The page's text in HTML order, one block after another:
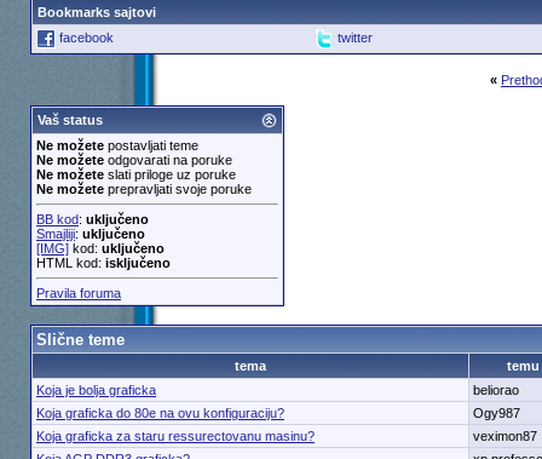
Bookmarks sajtovi
facebook
twitter
«
Vaš status
Ne možetepostavljati teme
Ne možeteodgovarati na poruke
Ne možeteslati priloge uz poruke
Ne možeteprepravljati svoje poruke
BB kod: uključeno
Smajliji: uključeno
[IMG]kod: uključeno
HTML kod: isključeno
Pravila foruma
Slične teme
tema
temu
Koja je bolja graficka
beliorao
Koja graficka do 80e na ovu konfiguraciju?
Ogy987
Koja graficka za staru ressurectovanu masinu?
veximon87